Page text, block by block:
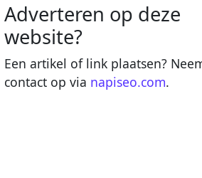
Adverteren op deze
website?
Een artikel of link plaatsen?
contact op via napiseo.com.